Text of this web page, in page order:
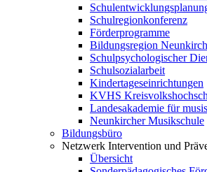
Schulregionkonferenz
Förderprogramme
Bildungsregion
Schulpsychologischer
Schulsozialarbeit
Kindertageseinrichtungen
KVHS
Landesakademie für
Neunkircher Musikschule
Bildungsbüro
Netzwerk Intervention und
Übersicht